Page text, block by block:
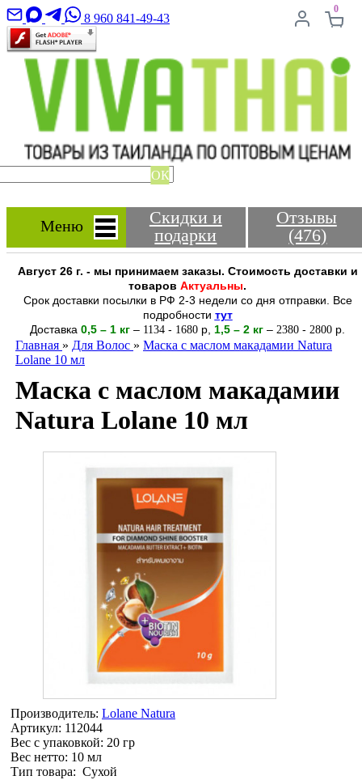
8 960 841-49-43
0
ОК
Меню
Скидки и
подарки
Отзывы
(476)
Август 26 г. - мы принимаем заказы. Стоимость доставки и
товаров Актуальны.
Срок доставки посылки в РФ 2-3 недели со дня отправки. Все
подробности тут
Доставка 0,5 – 1 кг – 1134 - 1680 р 1,5 – 2 кг – 2380 - 2800 р.
Главная » Для Волос » Маска с маслом макадамии Natura
Lolane 10 мл
Маска с маслом макадамии
Natura Lolane 10 мл
Производитель: Lolane Natura
Артикул: 112044
Вес с упаковкой: 20 гр
Вес нетто: 10 мл
Тип товара: Сухой